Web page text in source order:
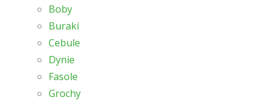
Boby
Buraki
Cebule
Dynie
Fasole
Grochy